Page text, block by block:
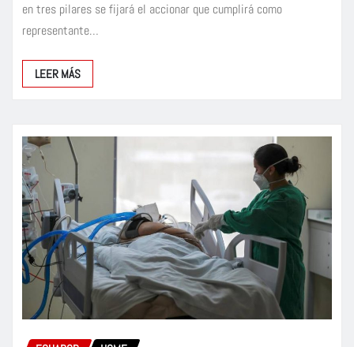
en tres pilares se fijará el accionar que cumplirá como
representante…
LEER MÁS